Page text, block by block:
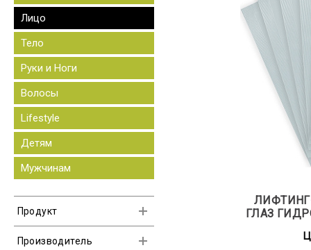
Лицо
Тело
Руки и Ноги
Волосы
Lifestyle
Детям
Мужчинам
Продукт
Производитель
ГЛАЗ ГИДРО-ГЕЛЬ